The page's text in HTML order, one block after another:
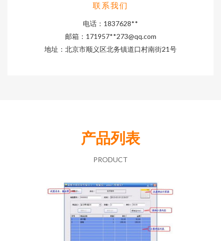
联系我们
电话：1837628**
邮箱：171957**273@qq.com
地址：北京市顺义区北务镇道口村南街21号
产品列表
PRODUCT